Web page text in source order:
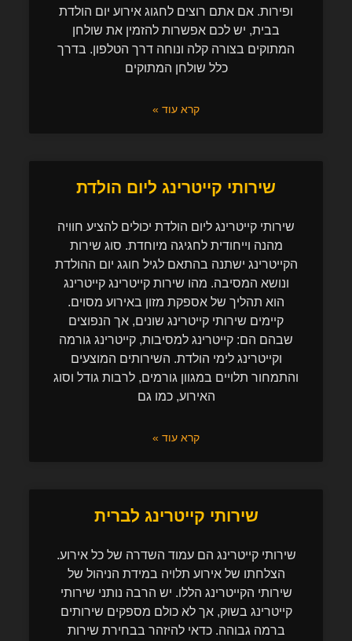
ופירות. אם אתם רוצים לחגוג אירוע יום הולדת
בבית, יש לכם אפשרות להזמין את שולחן
המתוקים בצורה קלה ונוחה דרך הטלפון. בדרך
כלל שולחן המתוקים
קרא עוד »
שירותי קייטרינג ליום הולדת
שירותי קייטרינג ליום הולדת יכולים להציע חוויה
מהנה וייחודית לחגיגה מיוחדת. סוג שירות
הקייטרינג ישתנה בהתאם לגיל חוגג יום ההולדת
ונושא המסיבה. מהו שירות קייטרינג קייטרינג
הוא תהליך של אספקת מזון באירוע מסוים.
קיימים שירותי קייטרינג שונים, אך הנפוצים
שבהם הם: קייטרינג למסיבות, קייטרינג גורמה
וקייטרינג לימי הולדת. השירותים המוצעים
והתמחור תלויים במגוון גורמים, לרבות גודל וסוג
האירוע, כמו גם
קרא עוד »
שירותי קייטרינג לברית
שירותי קייטרינג הם עמוד השדרה של כל אירוע.
הצלחתו של אירוע תלויה במידת הניהול של
שירותי הקייטרינג הללו. יש הרבה נותני שירותי
קייטרינג בשוק, אך לא כולם מספקים שירותים
ברמה גבוהה. כדאי להיזהר בבחירת שירות